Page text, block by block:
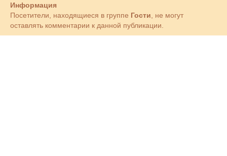
Информация
Посетители, находящиеся в группе Гости , не могут
оставлять комментарии к данной публикации.